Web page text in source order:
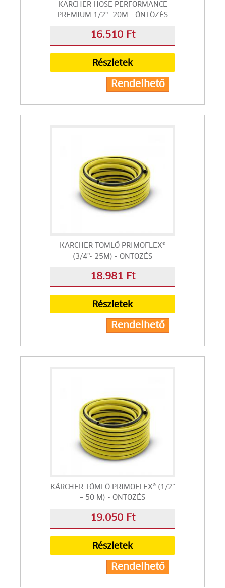
KÄRCHER HOSE PERFORMANCE
PREMIUM 1/2"- 20M - ÖNTÖZÉS
16.510 Ft
Részletek
Rendelhető
KÄRCHER TÖMLŐ PRIMOFLEX®
(3/4"- 25M) - ÖNTÖZÉS
18.981 Ft
Részletek
Rendelhető
KÄRCHER TÖMLŐ PRIMOFLEX® (1/2”
– 50 M) - ÖNTÖZÉS
19.050 Ft
Részletek
Rendelhető